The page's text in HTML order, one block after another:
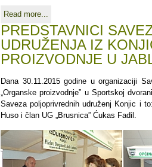
Read more...
PREDSTAVNICI
UDRUŽENJA IZ
PROIZVODNJE U
Dana 30.11.2015 godine u organizaciji
„Organske proizvodnje” u Sportskoj
Saveza poljoprivrednih udruženj Konjic i
Huso i član UG „Brusnica” Ćukas Fadil.